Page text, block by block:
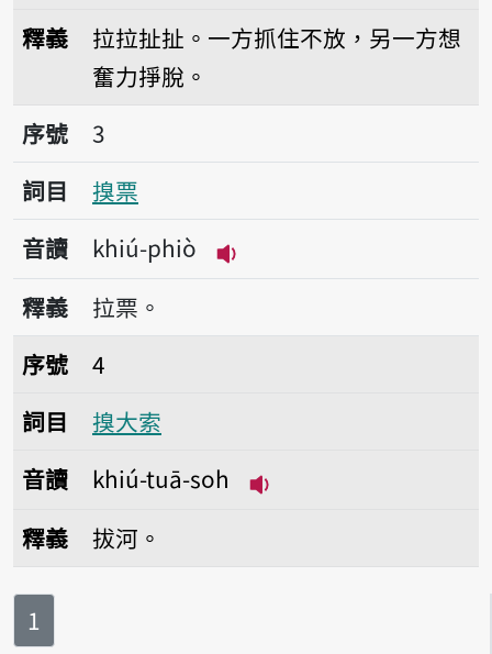
釋義
拉拉扯扯。一方抓住不放，另一方想
奮力掙脫。
序號3搝票
序號
3
詞目
搝票
音讀
khiú-phiò
播放音讀khiú-phiò
釋義
拉票。
序號4搝大索
序號
4
詞目
搝大索
音讀
khiú-tuā-soh
釋義 拔河。
第
1